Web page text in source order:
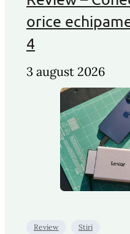
orice
4
3 august 2026
Review Stiri